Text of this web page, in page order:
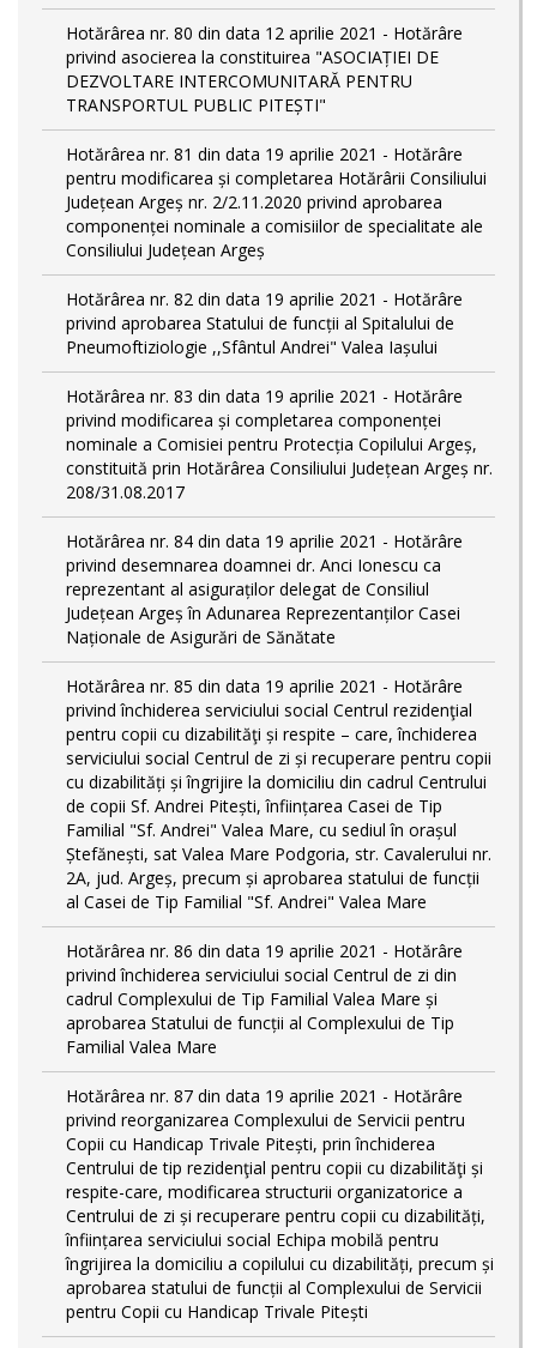
Hotărârea nr. 80 din data 12 aprilie 2021 - Hotărâre
privind asocierea la constituirea "ASOCIAȚIEI DE
DEZVOLTARE INTERCOMUNITARĂ PENTRU
TRANSPORTUL PUBLIC PITEȘTI"
Hotărârea nr. 81 din data 19 aprilie 2021 - Hotărâre
pentru modificarea și completarea Hotărârii Consiliului
Județean Argeș nr. 2/2.11.2020 privind aprobarea
componenței nominale a comisiilor de specialitate ale
Consiliului Județean Argeș
Hotărârea nr. 82 din data 19 aprilie 2021 - Hotărâre
privind aprobarea Statului de funcții al Spitalului de
Pneumoftiziologie ,,Sfântul Andrei" Valea Iașului
Hotărârea nr. 83 din data 19 aprilie 2021 - Hotărâre
privind modificarea și completarea componenței
nominale a Comisiei pentru Protecția Copilului Argeș,
constituită prin Hotărârea Consiliului Județean Argeș nr.
208/31.08.2017
Hotărârea nr. 84 din data 19 aprilie 2021 - Hotărâre
privind desemnarea doamnei dr. Anci Ionescu ca
reprezentant al asiguraților delegat de Consiliul
Județean Argeș în Adunarea Reprezentanților Casei
Naționale de Asigurări de Sănătate
Hotărârea nr. 85 din data 19 aprilie 2021 - Hotărâre
privind închiderea serviciului social Centrul rezidenţial
pentru copii cu dizabilităţi și respite – care, închiderea
serviciului social Centrul de zi și recuperare pentru copii
cu dizabilități și îngrijire la domiciliu din cadrul Centrului
de copii Sf. Andrei Pitești, înființarea Casei de Tip
Familial "Sf. Andrei" Valea Mare, cu sediul în orașul
Ștefănești, sat Valea Mare Podgoria, str. Cavalerului nr.
2A, jud. Argeș, precum și aprobarea statului de funcții
al Casei de Tip Familial "Sf. Andrei" Valea Mare
Hotărârea nr. 86 din data 19 aprilie 2021 - Hotărâre
privind închiderea serviciului social Centrul de zi din
cadrul Complexului de Tip Familial Valea Mare și
aprobarea Statului de funcții al Complexului de Tip
Familial Valea Mare
Hotărârea nr. 87 din data 19 aprilie 2021 - Hotărâre
privind reorganizarea Complexului de Servicii pentru
Copii cu Handicap Trivale Pitești, prin închiderea
Centrului de tip rezidenţial pentru copii cu dizabilităţi și
respite-care, modificarea structurii organizatorice a
Centrului de zi și recuperare pentru copii cu dizabilități,
înființarea serviciului social Echipa mobilă pentru
îngrijirea la domiciliu a copilului cu dizabilități, precum și
aprobarea statului de funcții al Complexului de Servicii
pentru Copii cu Handicap Trivale Pitești